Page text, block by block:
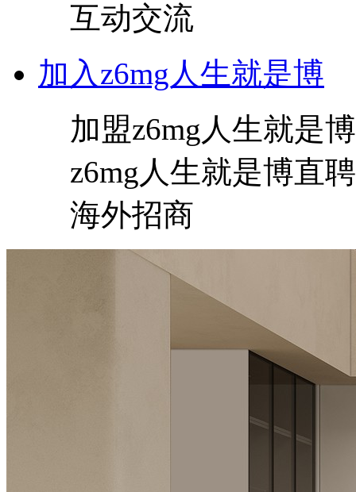
互动交流
加入z6mg人生就是博
加盟z6mg人生就是博
z6mg人生就是博直聘
海外招商